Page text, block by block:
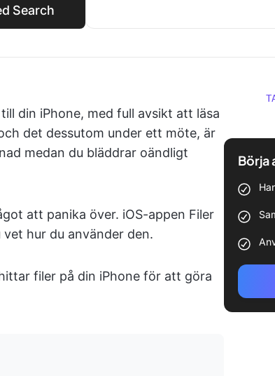
Search
din iPhone, med full avsikt att läsa
det dessutom under ett möte, är
medan du bläddrar oändligt
att panika över. iOS-appen Filer
hur du använder den.
filer på din iPhone för att göra
Börja